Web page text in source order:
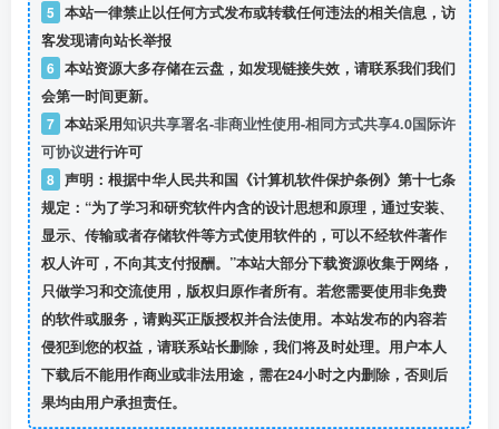
5 本站一律禁止以任何方式发布或转载任何违法的相关信息，访
客发现请向站长举报
6 本站资源大多存储在云盘，如发现链接失效，请联系我们我们
会第一时间更新。
7 本站采用知识共享署名-非商业性使用-相同方式共享4.0国际许
可协议进行许可
8 声明：根据中华人民共和国《计算机软件保护条例》第十七条
规定：“为了学习和研究软件内含的设计思想和原理，通过安装、
显示、传输或者存储软件等方式使用软件的，可以不经软件著作
权人许可，不向其支付报酬。”本站大部分下载资源收集于网络，
只做学习和交流使用，版权归原作者所有。若您需要使用非免费
的软件或服务，请购买正版授权并合法使用。本站发布的内容若
侵犯到您的权益，请联系站长删除，我们将及时处理。用户本人
下载后不能用作商业或非法用途，需在24小时之内删除，否则后
果均由用户承担责任。